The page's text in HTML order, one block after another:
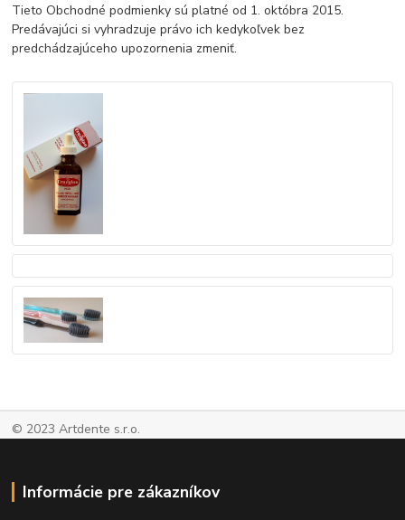
Tieto Obchodné podmienky sú platné od 1. októbra 2015.
Predávajúci si vyhradzuje právo ich kedykoľvek bez
predchádzajúceho upozornenia zmeniť.
© 2023 Artdente s.r.o.
Informácie pre zákazníkov